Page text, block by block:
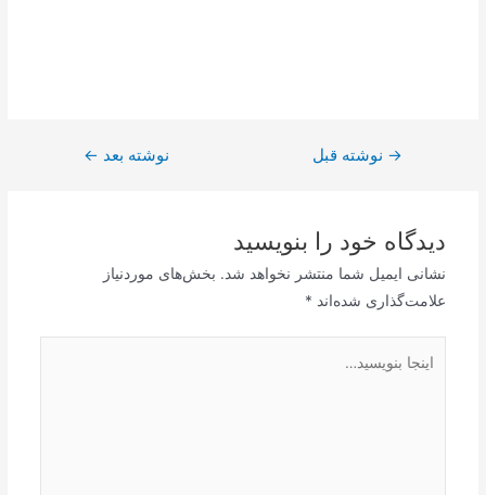
راهبری
→ نوشته قبل نوشته بعد ←
دیدگاه‌ خود را بنویسید
نشانی ایمیل شما منتشر نخواهد شد. بخش‌های موردنیاز
علامت‌گذاری شده‌اند *
بنویسید…